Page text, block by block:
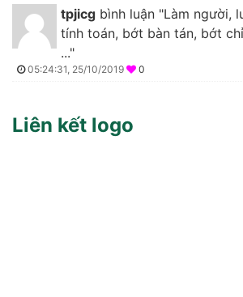
tpjicg bình luận "Làm người,
tính toán, bớt bàn tán, bớt
..."
05:24:31, 25/10/2019 0
Liên kết logo